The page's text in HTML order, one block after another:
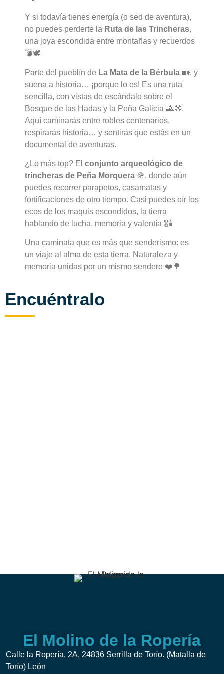
Y si todavía tienes energía (o sed de aventura),
no puedes perderte la Ruta de las Trincheras,
una joya escondida entre montañas y recuerdos
💣🕊️
Parte del pueblín de La Mata de la Bérbula 🏡, y
suena a historia… ¡porque lo es! Es una ruta
sencilla, con vistas de escándalo sobre el
Bosque de las Hadas y la Peña Galicia 🌄🧭.
Aquí caminarás entre robles centenarios,
respirarás historia… y sentirás que estás en un
documental de aventuras.
¿Lo más top? El conjunto arqueológico de
trincheras de Peña Morquera 🪖, donde aún
puedes recorrer parapetos, casamatas y
fortificaciones de otro tiempo. Casi puedes oír los
ecos de los maquis escondidos, la tierra
hablando de lucha, memoria y valentía 🎖️🕯️
Una caminata que es más que senderismo: es
un viaje al alma de esta tierra. Naturaleza y
memoria unidas por un mismo sendero ❤️🌳
Encuéntralo
El Molino de la Ropería
Calle la Ropería, 2A, 24836 Serrilla de Torío. (Matalla de
Torío) León